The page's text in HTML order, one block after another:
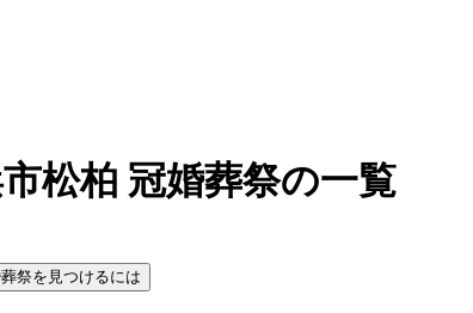
松柏 冠婚葬祭の一覧
祭を見つけるには